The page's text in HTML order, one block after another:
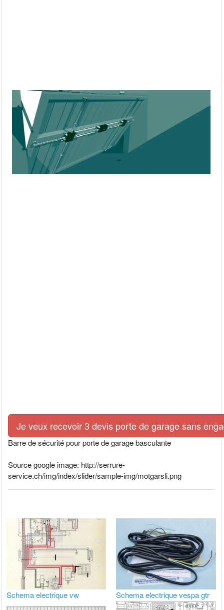
Je veux recevoir 3 devis porte de garage sans
Barre de sécurité pour porte de garage basculante
Source google image: http://serrure-
service.ch/img/index/slider/sample-img/motgarsli.png
Schema electrique vw Schema electrique vespa gtr